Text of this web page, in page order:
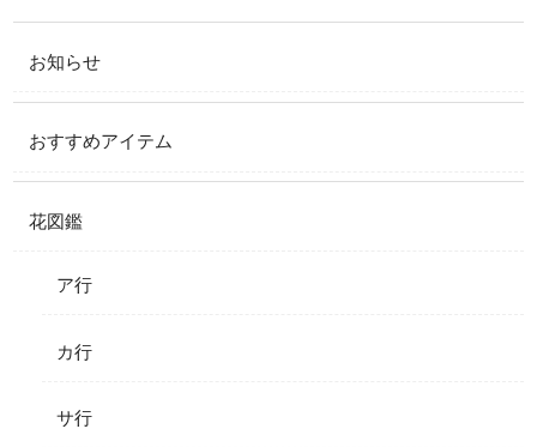
お知らせ
おすすめアイテム
花図鑑
ア行
カ行
サ行